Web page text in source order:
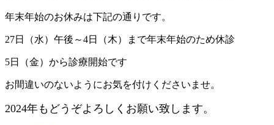
年末年始のお休みは下記の通りです。
27日（水）午後～4日（木）まで年末年始のため休診
5日（金）から診療開始です
お間違いのないようにお気を付けくださいませ。
2024年もどうぞよろしくお願い致します。